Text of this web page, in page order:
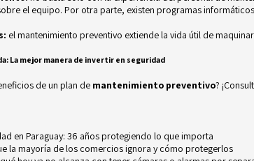
el equipo. Por otra parte, existen programas
el mantenimiento preventivo extiende la vida útil de
La mejor manera de invertir en seguridad
de un plan de mantenimiento preventivo?
en Paraguay: 36 años protegiendo lo que importa
la mayoría de los comercios ignora y cómo protegerlos